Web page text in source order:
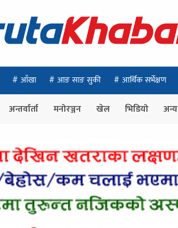
आँखा आङ साङ सुकी आर्थिक सर्भेक्षण
अन्तर्वार्ता मनोरञ्जन खेल भिडियो अन्य